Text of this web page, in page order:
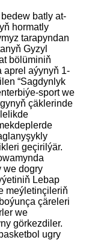
batly at-
hormatly
tarapyndan
Gyzyl
bölüminiň
aprel aýynyň 1-
“Sagdynlyk
sport we
çäklerinde
geçirilýär.
we dogry
Lebap
meýletinçileriň
çäreleri
we
görkezdiler.
ugry